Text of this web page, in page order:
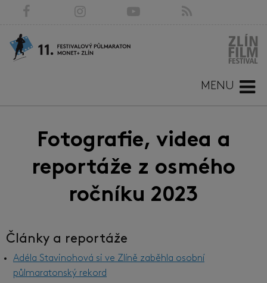
MENU
Fotografie, videa a
reportáže z osmého
ročníku 2023
Články a reportáže
Adéla Stavinohová si ve Zlíně zaběhla osobní
půlmaratonský rekord